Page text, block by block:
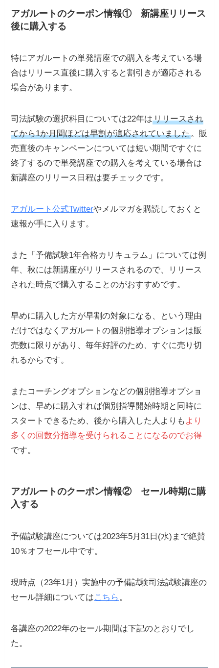
アガルートのクーポン情報① 新講座リリース
後に購入する
特にアガルートの単発講座での購入を考えている場
合はリリース直後に購入すると割引きが適応される
場合があります。
司法試験の選択科目については22年はリリースされ
てから1か月間ほどは早割が適応されていました。販
売直後のキャンペーンについては短い期間ですぐに
終了するので単発講座での購入を考えている場合は
新講座のリリース日程は要チェックです。
アガルート公式Twitterやメルマガを購読しておくと
速報が手に入ります。
また「予備試験1年合格カリキュラム」については例
年、秋には新講座がリリースされるので、リリース
された時点で購入することのがおすすめです。
早めに購入した方が早割の対象になる、という理由
だけではなくアガルートの個別指導オプションは販
売数に限りがあり、毎年好評のため、すぐに売り切
れるからです。
またコーチングオプションなどの個別指導オプショ
ンは、早めに購入すれば個別指導開始時期と同時に
スタートできるため、後から購入した人よりも より
多くの回数分指導を受けられることになるのでお得
です。
アガルートのクーポン情報② セール時期に購
入する
予備試験講座については2023年5月31日(水)まで絶賛
10％オフセール中です。
現時点（23年1月）実施中の予備試験司法試験講座の
セール詳細についてはこちら 。
各講座の2022年のセール期間は下記のとおりでし
た。